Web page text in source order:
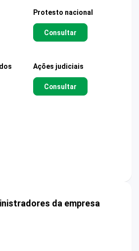
Protesto nacional
Consultar
Ações judiciais
Consultar
da empresa